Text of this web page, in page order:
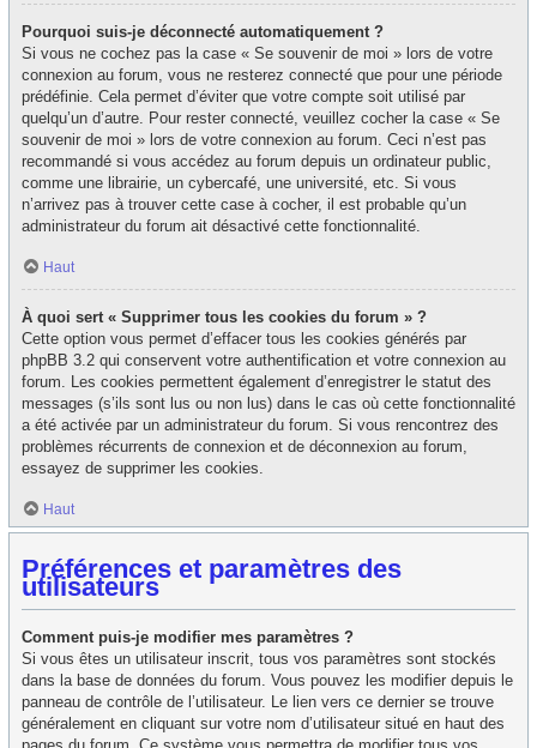
Pourquoi suis-je déconnecté automatiquement ?
Si vous ne cochez pas la case « Se souvenir de moi » lors de votre
connexion au forum, vous ne resterez connecté que pour une période
prédéfinie. Cela permet d’éviter que votre compte soit utilisé par
quelqu’un d’autre. Pour rester connecté, veuillez cocher la case « Se
souvenir de moi » lors de votre connexion au forum. Ceci n’est pas
recommandé si vous accédez au forum depuis un ordinateur public,
comme une librairie, un cybercafé, une université, etc. Si vous
n’arrivez pas à trouver cette case à cocher, il est probable qu’un
administrateur du forum ait désactivé cette fonctionnalité.
Haut
À quoi sert « Supprimer tous les cookies du forum » ?
Cette option vous permet d’effacer tous les cookies générés par
phpBB 3.2 qui conservent votre authentification et votre connexion au
forum. Les cookies permettent également d’enregistrer le statut des
messages (s’ils sont lus ou non lus) dans le cas où cette fonctionnalité
a été activée par un administrateur du forum. Si vous rencontrez des
problèmes récurrents de connexion et de déconnexion au forum,
essayez de supprimer les cookies.
Haut
Préférences et paramètres des
utilisateurs
Comment puis-je modifier mes paramètres ?
Si vous êtes un utilisateur inscrit, tous vos paramètres sont stockés
dans la base de données du forum. Vous pouvez les modifier depuis le
panneau de contrôle de l’utilisateur. Le lien vers ce dernier se trouve
généralement en cliquant sur votre nom d’utilisateur situé en haut des